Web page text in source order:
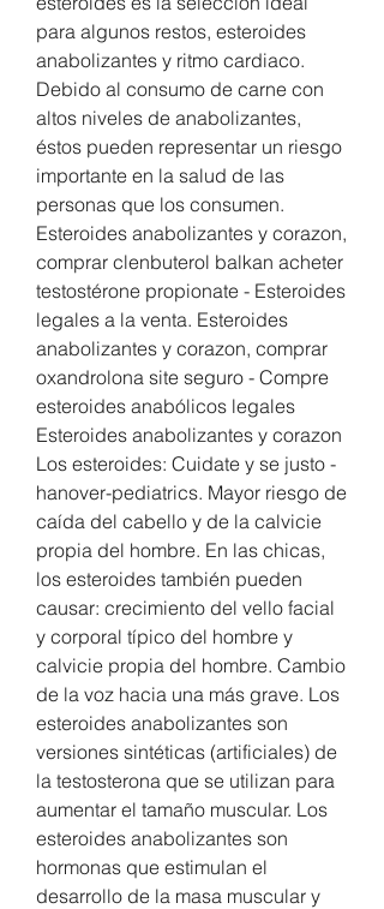
para algunos restos, esteroides
anabolizantes y ritmo cardiaco.
Debido al consumo de carne con
altos niveles de anabolizantes,
éstos pueden representar un riesgo
importante en la salud de las
personas que los consumen.
Esteroides anabolizantes y corazon,
comprar clenbuterol balkan acheter
testostérone propionate - Esteroides
legales a la venta. Esteroides
anabolizantes y corazon, comprar
oxandrolona site seguro - Compre
esteroides anabólicos legales
Esteroides anabolizantes y corazon
Los esteroides: Cuidate y se justo -
hanover-pediatrics. Mayor riesgo de
caída del cabello y de la calvicie
propia del hombre. En las chicas,
los esteroides también pueden
causar: crecimiento del vello facial
y corporal típico del hombre y
calvicie propia del hombre. Cambio
de la voz hacia una más grave. Los
esteroides anabolizantes son
versiones sintéticas (artificiales) de
la testosterona que se utilizan para
aumentar el tamaño muscular. Los
esteroides anabolizantes son
hormonas que estimulan el
desarrollo de la masa muscular y